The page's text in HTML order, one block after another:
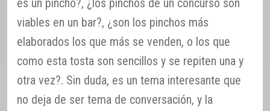
es un pincho?, ¿los pinchos de un concurso son
viables en un bar?, ¿son los pinchos más
elaborados los que más se venden, o los que
como esta tosta son sencillos y se repiten una y
otra vez?. Sin duda, es un tema interesante que
no deja de ser tema de conversación, y la